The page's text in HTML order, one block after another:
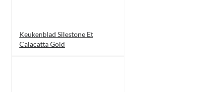
Keukenblad Silestone Et
Calacatta Gold